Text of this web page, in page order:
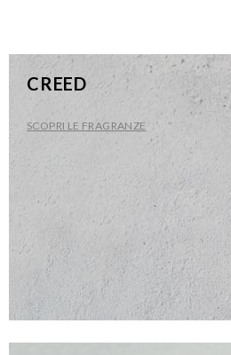
CREED
SCOPRI LE FRAGRANZE